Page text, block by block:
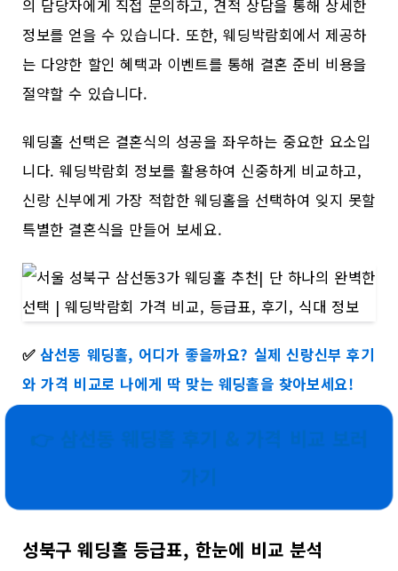
의 담당자에게 직접 문의하고, 견적 상담을 통해 상세한
정보를 얻을 수 있습니다. 또한, 웨딩박람회에서 제공하
는 다양한 할인 혜택과 이벤트를 통해 결혼 준비 비용을
절약할 수 있습니다.
웨딩홀 선택은 결혼식의 성공을 좌우하는 중요한 요소입
니다. 웨딩박람회 정보를 활용하여 신중하게 비교하고,
신랑 신부에게 가장 적합한 웨딩홀을 선택하여 잊지 못할
특별한 결혼식을 만들어 보세요.
✅삼선동 웨딩홀, 어디가 좋을까요? 실제 신랑신부 후기
와 가격 비교로 나에게 딱 맞는 웨딩홀을 찾아보세요!
성북구 웨딩홀 등급표, 한눈에 비교 분석